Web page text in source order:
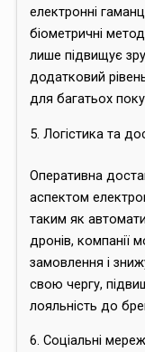
електронні
біометричні
лише підвищує
додатковий
для багатьох
5. Логістика та
Оперативна
аспектом
таким як
дронів, компанії
замовлення і
свою чергу,
лояльність до
6. Соціальні